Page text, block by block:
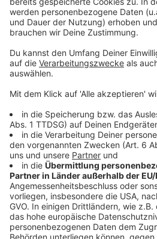
schrumpft
Anzeige
Folge uns für mehr News
Anzeige
Instagram|Facebook|
Anzeige